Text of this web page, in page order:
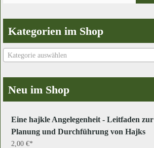
Kategorien im Shop
Kategorie auswählen
Neu im Shop
Eine hajkle Angelegenheit - Leitfaden zur
Planung und Durchführung von Hajks
2,00 €